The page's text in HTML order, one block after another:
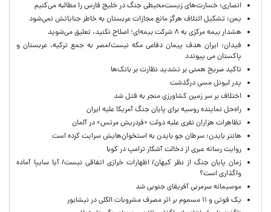
انصاری: خسارت‌های زیست‌محیطی جنگ در خلیج فارس را مطالبه‌ می‌کنیم
یمن: تشکیل ائتلاف هرگز مانع مجازات عربستان به خاطر جنایاتش نمی‌شود
هشدار بیمه مرکزی به ۸ شرکت بیمه‌ای؛ اصلاح نکنید، تعلیق می‌شوید
فیدان: ایران هدف پیمان دفاعی مکه نیست/مصر به جمع ترکیه، عربستان و
پاکستان می پیوندد
تاکید صریح همتی بر تشدید نظارت بر بانک‌ها
پدر لیونل مسی درگذشت
اختلاف بر سر زمین کشاورزی منجر به قتل شد
راه‌حل نماینده روسیه برای پایان جنگ آمریکا علیه ایران
تظاهرات هزاران نفری علیه دولت «فردریش مرتس» در آلمان
هانتر بایدن: سرطان جو بایدن به استخوان‌هایش سرایت کرده است
روایت رسانه عبری از دخالت آشکار ترامپ در کوبا
زمان پایان جنگ از نظر کیهان/ اظهارات خرازی اتفاقی نیست/ آیا سایپا آماده
واگذاری است؟
موسیمانه سرمربی آفریقای جنوبی شد
یک فوتی و ۱۱ مسموم بر اثر مصرف مشروبات الکلی در نیشابور